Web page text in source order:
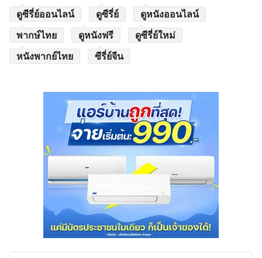
ดูซีรี่ย์ออนไลน์ ดูซีรี่ย์
ดูหนังออนไลน์
พากษ์ไทย
ดูหนังฟรี
ดูซีรี่ย์ใหม่
หนังพากย์ไทย
ซีรี่ย์จีน